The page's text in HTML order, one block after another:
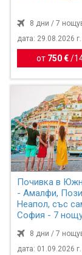
8 дни / 7
дата: 29.08.2026 г.
от 750 € /
Почивка в
- Амалфи,
Неапол, със
София - 7
8 дни / 7
дата: 01.09.2026 г.